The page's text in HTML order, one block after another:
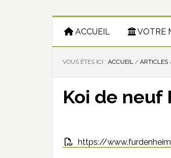
ACCUEIL VOTRE
VOUS ÊTES ICI : ACCUEIL / ARTICLES
Koi de neuf
https://